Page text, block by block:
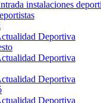
instalaciones
Deportiva
Deportiva
Deportiva
Deportiva